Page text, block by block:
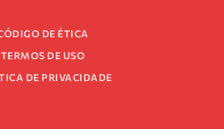
DE ÉTICA
TERMOS DE USO
DE PRIVACIDADE